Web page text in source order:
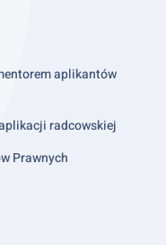
aplikantów
radcowskiej
Prawnych